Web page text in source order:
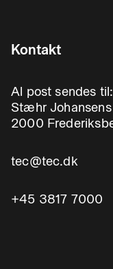
Kontakt
Al post sendes til:
Stæhr Johansens
2000
tec@tec.dk
+45 3817 7000